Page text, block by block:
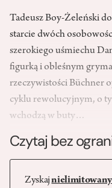
Tadeusz Boy-Żeleński
starcie dwóch
szerokiego uśmiechu
figurką i obleśnym
rzeczywistości Büchner
cyklu rewolucyjnym, o
wchodzą w buty…
Czytaj bez
Zyskajnielimitowany